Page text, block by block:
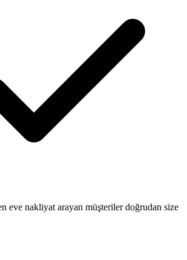
eve nakliyat arayan müşteriler doğrudan size